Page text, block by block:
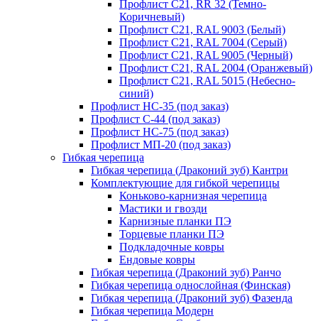
Профлист С21, RR 32 (Темно-
Коричневый)
Профлист С21, RAL 9003 (Белый)
Профлист С21, RAL 7004 (Серый)
Профлист С21, RAL 9005 (Черный)
Профлист С21, RAL 2004 (Оранжевый)
Профлист С21, RAL 5015 (Небесно-
синий)
Профлист НС-35 (под заказ)
Профлист С-44 (под заказ)
Профлист НС-75 (под заказ)
Профлист МП-20 (под заказ)
Гибкая черепица
Гибкая черепица (Драконий зуб) Кантри
Комплектующие для гибкой черепицы
Коньково-карнизная черепица
Мастики и гвозди
Карнизные планки ПЭ
Торцевые планки ПЭ
Подкладочные ковры
Ендовые ковры
Гибкая черепица (Драконий зуб) Ранчо
Гибкая черепица однослойная (Финская)
Гибкая черепица (Драконий зуб) Фазенда
Гибкая черепица Модерн